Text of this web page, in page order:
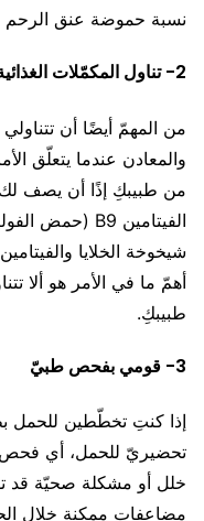
نسبة حموضة عنق الرحم
2- تناول المكمّلات الغذائية
من المهمّ أيضًا أن
والمعادن عندما يتعلّق
من طبيبكِ إذًا أن يصف لك
شيخوخة الخلايا والفيتامين D الذي يسهّل الإنغراس.
أهمّ ما في الأمر هو ألا
طبيبكِ.
3- قومي بفحص طبيّ
إذا كنتِ تخطّطين
تحضيريّ للحمل، أي
خلل أو مشكلة صحيّة قد
مضاعفات ممكنة خلال